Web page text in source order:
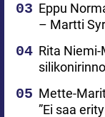
Eppu
– Martti
Rita
Mette-
”Ei saa